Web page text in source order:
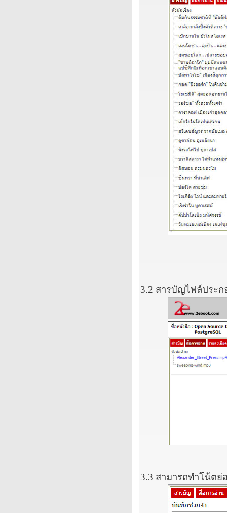
3.2 สารบัญไฟล์ประก
3.3 สามารถทำโน้ต